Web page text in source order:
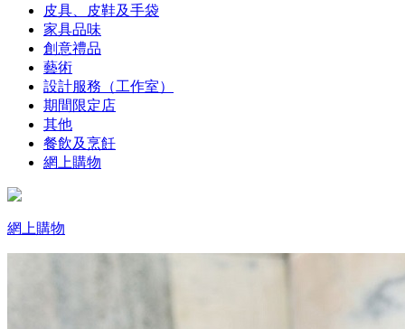
皮具、皮鞋及手袋
家具品味
創意禮品
藝術
設計服務（工作室）
期間限定店
其他
餐飲及烹飪
網上購物
網上購物